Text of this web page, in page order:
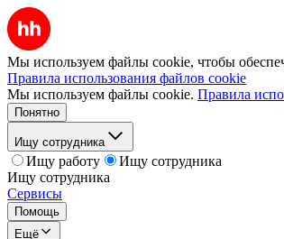
Мы используем файлы cookie, чтобы
Правила использования файлов cookie
Мы используем файлы cookie. Правила
Понятно
Ищу сотрудника
Ищу работу
Ищу сотрудника
Ищу сотрудника
Сервисы
Помощь
Ещё